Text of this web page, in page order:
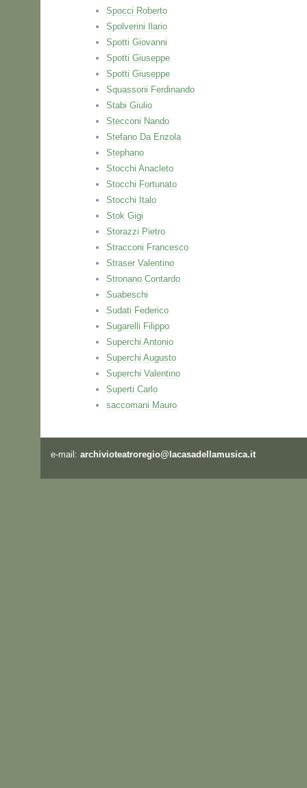
Spocci Roberto
Spolverini Ilario
Spotti Giovanni
Spotti Giuseppe
Spotti Giuseppe
Squassoni Ferdinando
Stabi Giulio
Stecconi Nando
Stefano Da Enzola
Stephano
Stocchi Anacleto
Stocchi Fortunato
Stocchi Italo
Stok Gigi
Storazzi Pietro
Stracconi Francesco
Straser Valentino
Stronano Contardo
Suabeschi
Sudati Federico
Sugarelli Filippo
Superchi Antonio
Superchi Augusto
Superchi Valentino
Superti Carlo
saccomani Mauro
e-mail: archivioteatroregio@lacasadellamusica.it